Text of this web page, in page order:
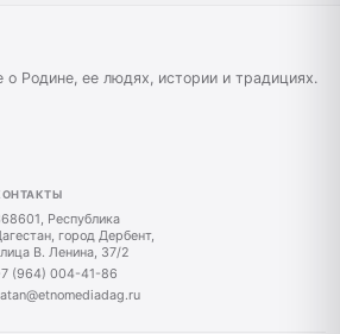
о Родине, ее людях, истории и традициях.
Республика
город Дербент,
В. Ленина, 37/2
(964) 004-41-86